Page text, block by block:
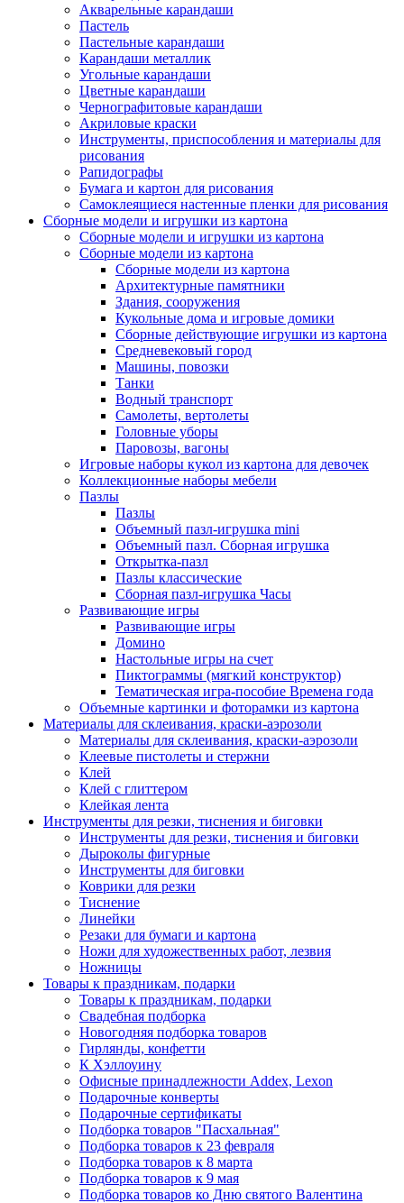
Акварельные карандаши
Пастель
Пастельные карандаши
Карандаши металлик
Угольные карандаши
Цветные карандаши
Чернографитовые карандаши
Акриловые краски
Инструменты, приспособления и материалы для
рисования
Рапидографы
Бумага и картон для рисования
Самоклеящиеся настенные пленки для рисования
Сборные модели и игрушки из картона
Сборные модели и игрушки из картона
Сборные модели из картона
Сборные модели из картона
Архитектурные памятники
Здания, сооружения
Кукольные дома и игровые домики
Сборные действующие игрушки из картона
Средневековый город
Машины, повозки
Танки
Водный транспорт
Самолеты, вертолеты
Головные уборы
Паровозы, вагоны
Игровые наборы кукол из картона для девочек
Коллекционные наборы мебели
Пазлы
Пазлы
Объемный пазл-игрушка mini
Объемный пазл. Сборная игрушка
Открытка-пазл
Пазлы классические
Сборная пазл-игрушка Часы
Развивающие игры
Развивающие игры
Домино
Настольные игры на счет
Пиктограммы (мягкий конструктор)
Тематическая игра-пособие Времена года
Объемные картинки и фоторамки из картона
Материалы для склеивания, краски-аэрозоли
Материалы для склеивания, краски-аэрозоли
Клеевые пистолеты и стержни
Клей
Клей с глиттером
Клейкая лента
Инструменты для резки, тиснения и биговки
Инструменты для резки, тиснения и биговки
Дыроколы фигурные
Инструменты для биговки
Коврики для резки
Тиснение
Линейки
Резаки для бумаги и картона
Ножи для художественных работ, лезвия
Ножницы
Товары к праздникам, подарки
Товары к праздникам, подарки
Свадебная подборка
Новогодняя подборка товаров
Гирлянды, конфетти
К Хэллоуину
Офисные принадлежности Addex, Lexon
Подарочные конверты
Подарочные сертификаты
Подборка товаров "Пасхальная"
Подборка товаров к 23 февраля
Подборка товаров к 8 марта
Подборка товаров к 9 мая
Подборка товаров ко Дню святого Валентина